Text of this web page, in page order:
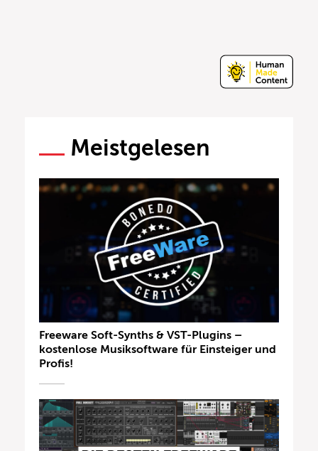
Meistgelesen
Freeware Soft-Synths & VST-Plugins –
kostenlose Musiksoftware für Einsteiger und
Profis!